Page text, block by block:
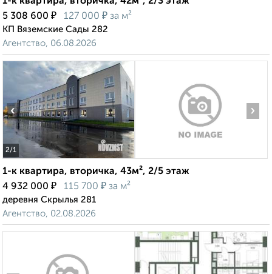
5 308 600 ₽ 127 000 ₽ за м²
КП Вяземские Сады 282
Агентство, 06.08.2026
2/1
‹ ›
1-к квартира, вторичка, 43м², 2/5 этаж
4 932 000 ₽ 115 700 ₽ за м²
деревня Скрылья 281
Агентство, 02.08.2026